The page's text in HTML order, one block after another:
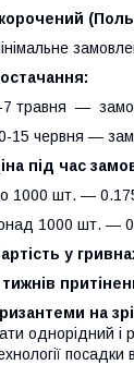
7 травня —
15 червня —
під час
1000 шт. ―
1000 шт. ―
у
тижнів
на
однорідний і